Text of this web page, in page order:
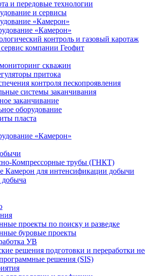
и передовые технологии
и сервисы
«Камерон»
«Камерон»
контроль и газовый каротаж
компании Геофит
скважин
притока
контроля пескопроявления
системы заканчивания
заканчивание
оборудование
пласта
«Камерон»
Компрессорные трубы (ГНКТ)
Камерон для интенсификации добычи
добыча
проекты по поиску и разведке
буровые проекты
УВ
решения подготовки и переработки
решения (SIS)